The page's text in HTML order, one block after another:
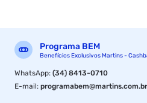
Programa BEM
Benefícios Exclusivos Martins -
WhatsApp:(34) 8413-0710
E-mail:programabem@martins.com.br